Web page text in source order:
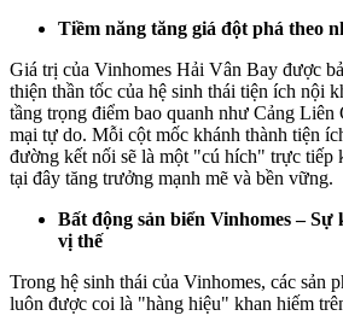
Tiềm năng tăng giá đột phá theo
Giá trị của Vinhomes Hải Vân Bay được
thiện thần tốc của hệ sinh thái tiện ích nội
tầng trọng điểm bao quanh như Cảng
mại tự do. Mỗi cột mốc khánh thành tiện
đường kết nối sẽ là một "cú hích" trực tiếp
tại đây tăng trưởng mạnh mẽ và bền vững.
Bất động sản biển Vinhomes –
vị thế
Trong hệ sinh thái của Vinhomes, các sản
luôn được coi là "hàng hiệu" khan hiếm